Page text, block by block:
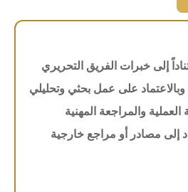
إلى خبرات الفريق التحريري
وبالاعتماد على عمل بحثي وتحليلي
والمراجعة المهنية
إلى مصادر أو مراجع خارجية